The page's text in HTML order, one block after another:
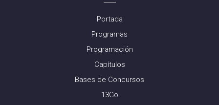
Portada
Programas
Programación
Capítulos
Bases de Concursos
13Go